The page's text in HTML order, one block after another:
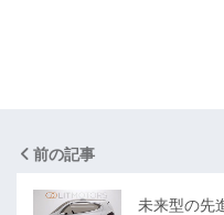
前の記事
未来型の先